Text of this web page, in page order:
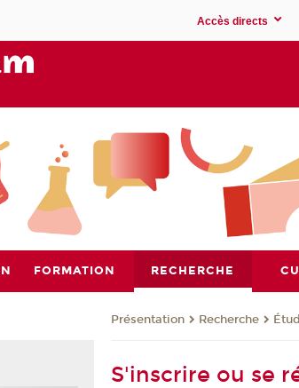
Accès directs
FORMATION RECHERCHE
Présentation Recherche
S'inscrire ou se